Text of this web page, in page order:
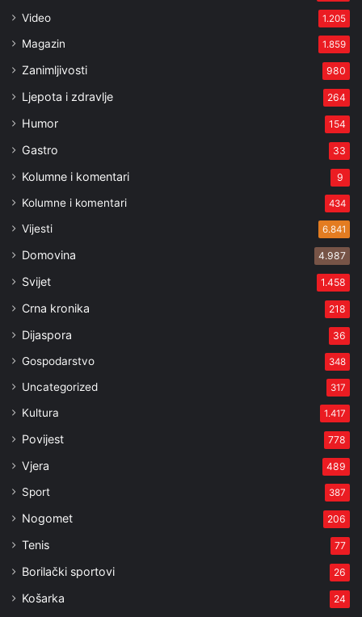
Video 1.205
Magazin 1.859
Zanimljivosti 980
Ljepota i zdravlje 264
Humor 154
Gastro 33
Kolumne i komentari 9
Kolumne i komentari 434
Vijesti 6.841
Domovina 4.987
Svijet 1.458
Crna kronika 218
Dijaspora 36
Gospodarstvo 348
Uncategorized 317
Kultura 1.417
Povijest 778
Vjera 489
Sport 387
Nogomet 206
Tenis 77
Borilački sportovi 26
Košarka 24